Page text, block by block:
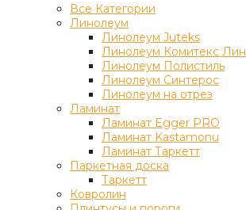
Все Категории
Линолеум
Линолеум Juteks
Линолеум Комитекс Лин
Линолеум Полистиль
Линолеум Синтерос
Линолеум на отрез
Ламинат
Ламинат Egger PRO
Ламинат Kastamonu
Ламинат Таркетт
Паркетная доска
Таркетт
Ковролин